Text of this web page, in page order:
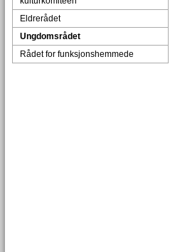
Eldrerådet
Ungdomsrådet
Rådet for funksjonshemmede